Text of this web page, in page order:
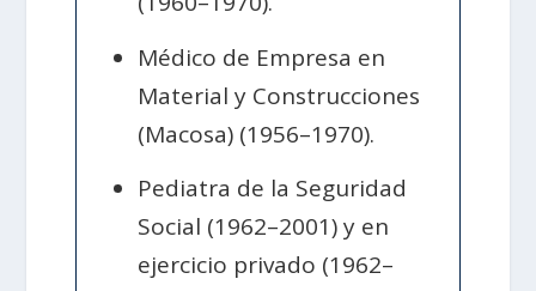
Médico de Empresa en
Material y Construcciones
(Macosa) (1956–1970).
Pediatra de la Seguridad
Social (1962–2001) y en
ejercicio privado (1962–